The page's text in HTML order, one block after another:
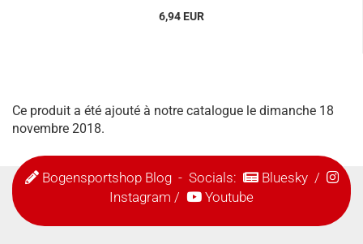
6,94 EUR
Ce produit a été ajouté à notre catalogue le dimanche 18
novembre 2018.
Bogensportshop Blog- Socials: Bluesky/
Instagram / Youtube